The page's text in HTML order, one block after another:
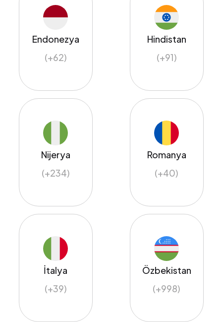
Endonezya
(+62)
Hindistan
(+91)
Nijerya
(+234)
Romanya
(+40)
İtalya
(+39)
Özbekistan
(+998)